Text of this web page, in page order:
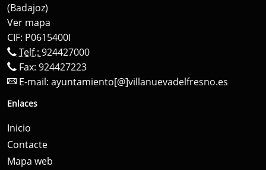
(Badajoz)
Ver mapa
CIF: P0615400I
Telf.: 924427000
Fax: 924427223
E-mail: ayuntamiento[@]villanuevadelfresno.es
Enlaces
Inicio
Contacte
Mapa web